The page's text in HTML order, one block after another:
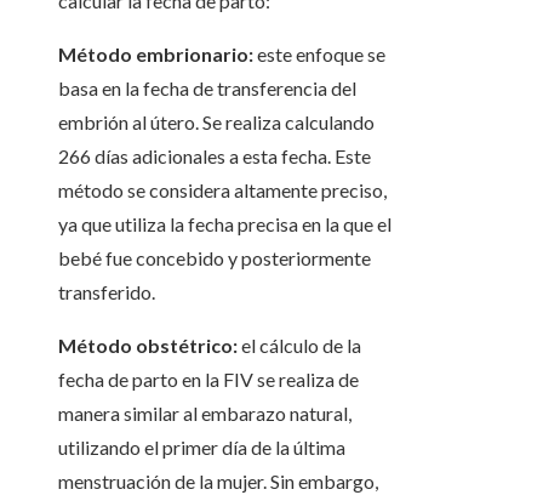
Método embrionario:este enfoque se
basa en la fecha de transferencia del
embrión al útero. Se realiza calculando
266 días adicionales a esta fecha. Este
método se considera altamente preciso,
ya que utiliza la fecha precisa en la que el
bebé fue concebido y posteriormente
transferido.
Método obstétrico:el cálculo de la
fecha de parto en la FIV se realiza de
manera similar al embarazo natural,
utilizando el primer día de la última
menstruación de la mujer. Sin embargo,